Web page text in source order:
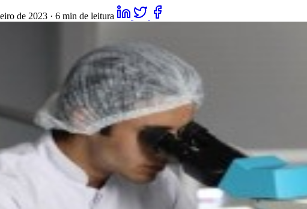
de 2023 · 6 min de leitura